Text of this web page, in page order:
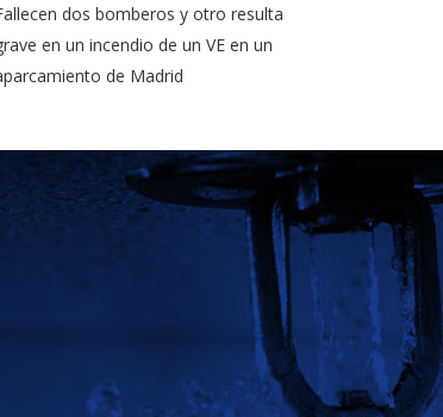
dos bomberos y otro resulta
en un incendio de un VE en un
de Madrid